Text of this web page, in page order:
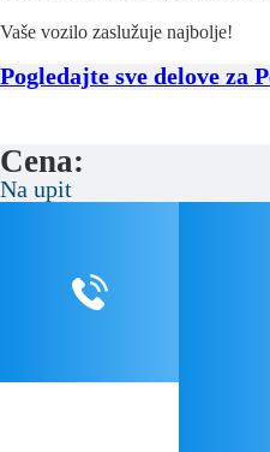
Vaše vozilo zaslužuje najbolje!
Pogledajte sve delove za
Cena:
Na upit